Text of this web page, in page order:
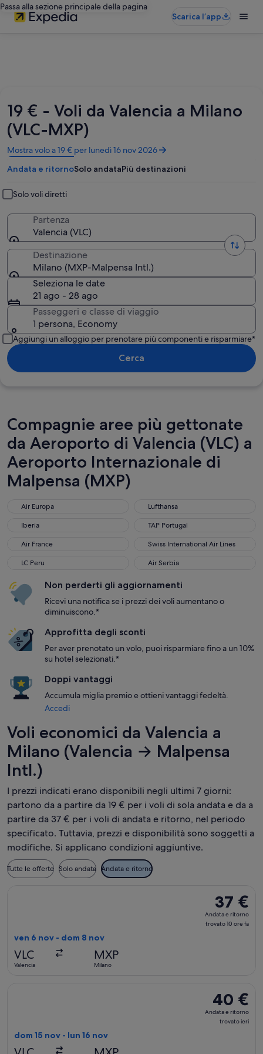
Passa alla sezione principale della pagina
Scarica l’app
19 € - Voli da Valencia a Milano
(VLC-MXP)
Mostra volo a 19 € per lunedì 16 nov 2026
Apertura
in
un’altra
Andata e ritornoSolo andataPiù destinazioni
Solo voli diretti
Partenza
Valencia (VLC)
Destinazione
Milano (MXP-Malpensa Intl.)
Seleziona le date
21 ago - 28 ago
Passeggeri e classe di viaggio
1 persona, Economy
Aggiungi un alloggio per prenotare più componenti e risparmiare*
Cerca
Compagnie aree più gettonate
da Aeroporto di Valencia (VLC) a
Aeroporto Internazionale di
Malpensa (MXP)
Air Europa
Air Europa Lufthansa
Lufthansa
Iberia
Iberia TAP Portugal
TAP Portugal
Air France
Air France Swiss International Air Lines
Swiss International Air Lines
LC Peru
LC Peru Air Serbia
Air Serbia
Non perderti gli aggiornamenti
Ricevi una notifica se i prezzi dei voli aumentano o
diminuiscono.*
Approfitta degli sconti
Per aver prenotato un volo, puoi risparmiare fino a un 10%
su hotel selezionati.*
Doppi vantaggi
Accumula miglia premio e ottieni vantaggi fedeltà.
Accedi
Voli economici da Valencia a
Milano (Valencia → Malpensa
Intl.)
I prezzi indicati erano disponibili negli ultimi 7 giorni:
partono da a partire da 19 € per i voli di sola andata e da a
partire da 37 € per i voli di andata e ritorno, nel periodo
specificato. Tuttavia, prezzi e disponibilità sono soggetti a
modifiche. Si applicano condizioni aggiuntive.
Tutte le offerte Solo andata Andata e ritorno
37 €
Andata
e
37 €
Andata e ritorno
trovato 10 ore fa
ven 6 nov - dom 8 nov
VLC
Valencia
MXP
Milano
40 €
Andata
40 €
Andata e ritorno
trovato ieri
dom 15 nov - lun 16 nov